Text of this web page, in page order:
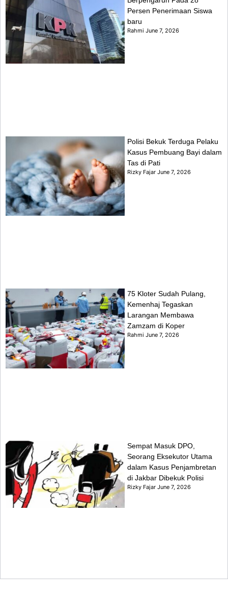
Persen Penerimaan Siswa
baru
RahmiJune 7, 2026
Polisi Bekuk Terduga Pelaku
Kasus Pembuang Bayi dalam
Tas di Pati
Rizky FajarJune 7, 2026
75 Kloter Sudah Pulang,
Kemenhaj Tegaskan
Larangan Membawa
Zamzam di Koper
RahmiJune 7, 2026
Sempat Masuk DPO,
Seorang Eksekutor Utama
dalam Kasus Penjambretan
di Jakbar Dibekuk Polisi
Rizky FajarJune 7, 2026